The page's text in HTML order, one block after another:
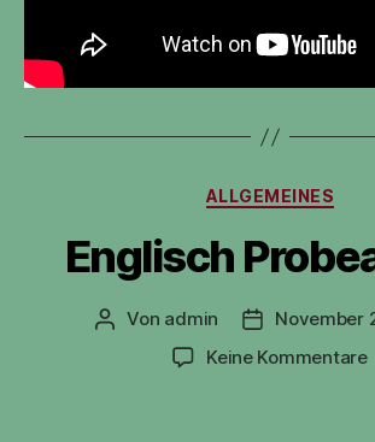
Kategorien
ALLGEMEINES
Englisch
Beitragsautor
Von admin
November
Keine Kommentarezu